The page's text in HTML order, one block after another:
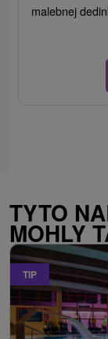
malebnej
TYTO
MOHLY
TIP